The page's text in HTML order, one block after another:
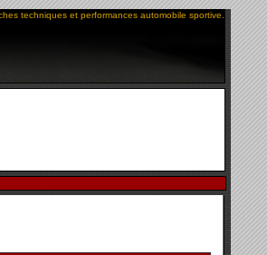
techniques et performances automobile sportive.